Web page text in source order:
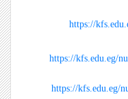
https://
https://kfs.edu.eg/
https://kfs.edu.eg/